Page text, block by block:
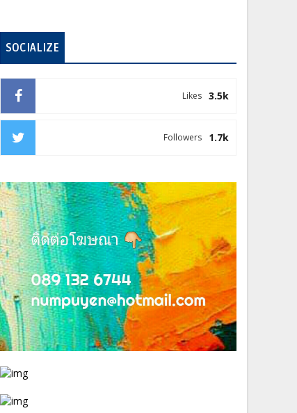
SOCIALIZE
3.5k
Likes
1.7k
Followers